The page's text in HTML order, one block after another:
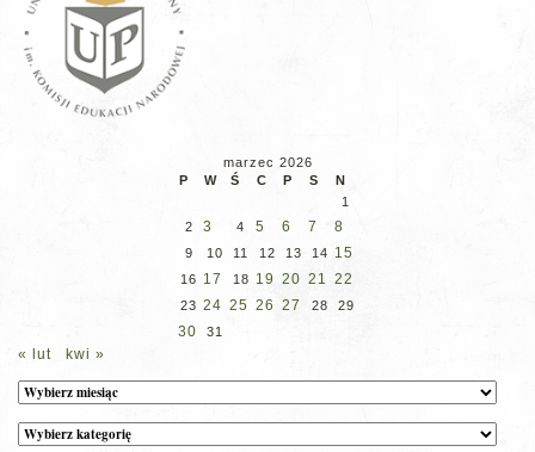
marzec 2026
P
W Ś C P S
N
1
2
3 4 5 6 7 8
9 10 11 12 13 14 15
16 17 18 19 20 21 22
23 24 25 26 27 28 29
30 31
« lut kwi »
Archiwum
Kategorie
wpisów